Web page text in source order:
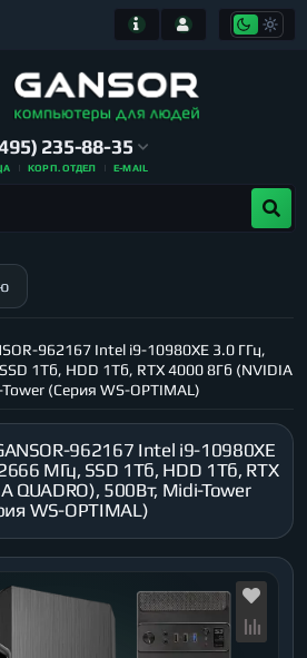
235-88-35
КОРП. ОТДЕЛ E-MAIL
962167 Intel i9-10980XE 3.0 ГГц,
1Тб, HDD 1Тб, RTX 4000 8Гб (NVIDIA
(Серия WS-OPTIMAL)
962167 Intel i9-10980XE
МГц, SSD 1Тб, HDD 1Тб, RTX
QUADRO), 500Вт, Midi-Tower
WS-OPTIMAL)